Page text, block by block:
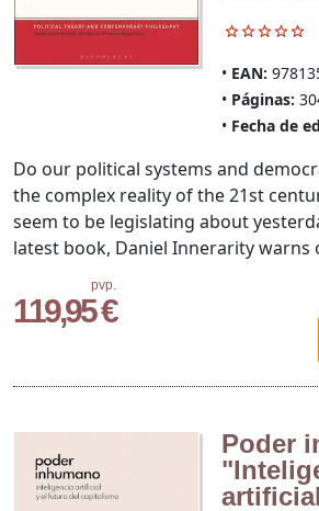
EAN:
Páginas:
Fecha de
pvp.
119,95 €
Do our political systems and
the complex reality of the 21st
seem to be legislating about
latest book, Daniel Innerarity warns
Poder